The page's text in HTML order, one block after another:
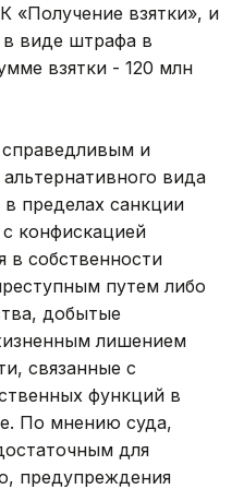
«Получение взятки», и
в виде штрафа в
взятки - 120 млн
справедливым и
вида
пределах санкции
конфискацией
в собственности
путем либо
добытые
лишением
связанные с
функций в
По мнению суда,
для
предупреждения